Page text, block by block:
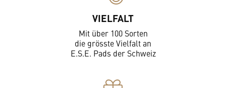
VIELFALT
Mit über 100 Sorten
die grösste Vielfalt an
E.S.E. Pads der Schweiz